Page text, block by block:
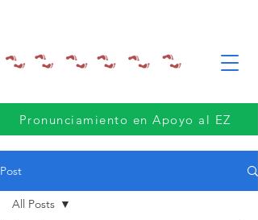
Pronunciamiento en Apoyo al EZ
Post
All Posts